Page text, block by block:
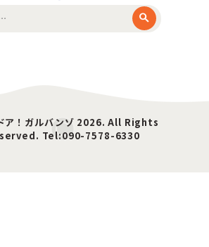
ア！ガルバンゾ 2026. All Rights
Tel:090-7578-6330